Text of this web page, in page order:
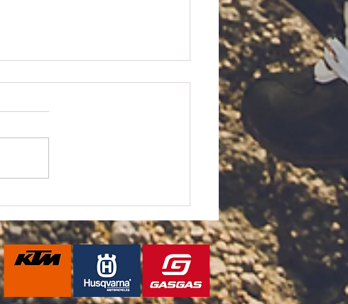
MOTOREX製品の値上げについ
て